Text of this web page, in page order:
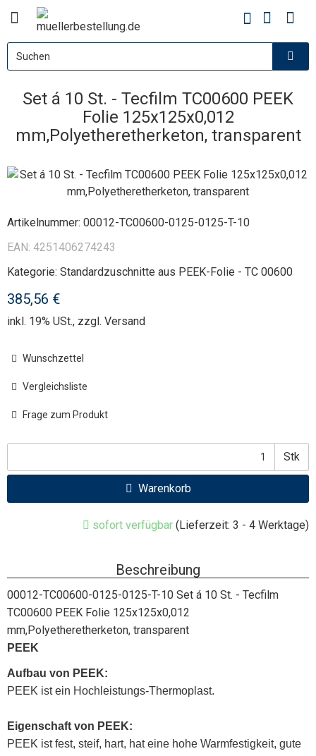
Set á 10 St. - Tecfilm TC00600 PEEK
Folie 125x125x0,012
mm,Polyetheretherketon, transparent
Artikelnummer: 00012-TC00600-0125-0125-T-10
EAN: 4251406274243
Kategorie: Standardzuschnitte aus PEEK-Folie - TC 00600
385,56 €
inkl. 19% USt., zzgl. Versand
Wunschzettel
Vergleichsliste
Frage zum Produkt
Stk
Warenkorb
sofort verfügbar (Lieferzeit: 3 - 4 Werktage)
Beschreibung
00012-TC00600-0125-0125-T-10 Set á 10 St. - Tecfilm
TC00600 PEEK Folie 125x125x0,012
mm,Polyetheretherketon, transparent
PEEK
Aufbau von PEEK:
PEEK ist ein Hochleistungs-Thermoplast.
Eigenschaft von PEEK:
PEEK ist fest, steif, hart, hat eine hohe Warmfestigkeit, gute